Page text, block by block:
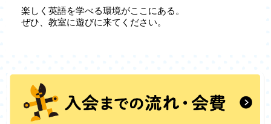
楽しく英語を学べる環境がここにある。
ぜひ、教室に遊びに来てください。